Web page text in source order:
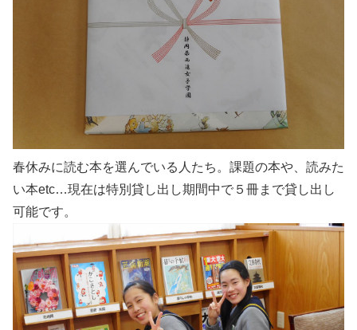
春休みに読む本を選んでいる人たち。課題の本や、読みた
い本etc…現在は特別貸し出し期間中で５冊まで貸し出し
可能です。